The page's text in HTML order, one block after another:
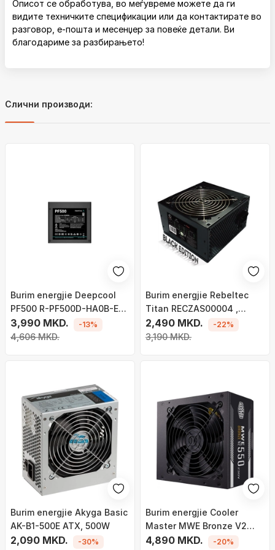
Описот се обработува, во меѓувреме можете да ги
видите техничките спецификации или да контактирате во
разговор, е-пошта и месенџер за повеќе детали. Ви
благодариме за разбирањето!
Слични производи:
Burim energjie Deepcool
PF500 R-PF500D-HA0B-EU ,
500W
3,990 MKD.
4,606 MKD.
-13%
Burim energjie Rebeltec
Titan RECZAS00004 ,
500W
2,490 MKD.
3,190 MKD.
-22%
Burim energjie Akyga Basic
AK-B1-500E ATX, 500W
2,090 MKD. -30%
Burim energjie Cooler
Master MWE Bronze V2
MPE-5501-ACABW-BEU
4,890 MKD. -20%